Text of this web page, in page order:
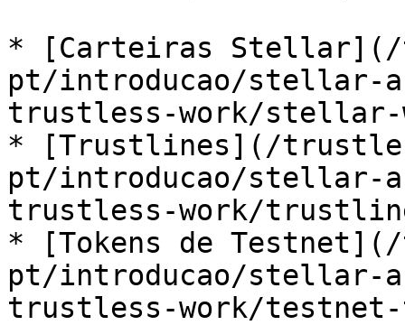
* [Carteiras Stellar](/
pt/introducao/stellar-
trustless-work/stellar-
* [Trustlines](/
pt/introducao/stellar-
trustless-work/
* [Tokens de
pt/introducao/stellar-
trustless-work/testnet-